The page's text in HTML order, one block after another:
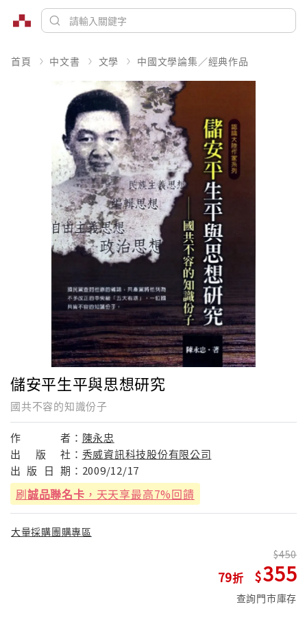
首頁 中文書 文學 中國文學論集／經典作品
儲安平生平與思想研究
國共不容的知識份子
作 者： 陳永忠
出
版 社： 秀威資訊科技股份有限公司
出 版 日 期： 2009/12/17
刷誠品聯名卡 ，天天享最高7%回饋
大量採購團購專區
79
450
355
查詢門市庫存